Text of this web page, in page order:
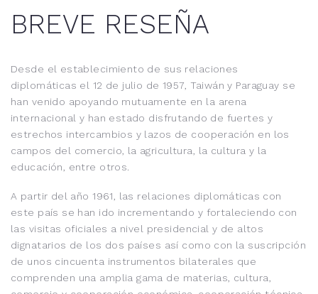
BREVE RESEÑA
Desde el establecimiento de sus relaciones
diplomáticas el 12 de julio de 1957, Taiwán y Paraguay se
han venido apoyando mutuamente en la arena
internacional y han estado disfrutando de fuertes y
estrechos intercambios y lazos de cooperación en los
campos del comercio, la agricultura, la cultura y la
educación, entre otros.
A partir del año 1961, las relaciones diplomáticas con
este país se han ido incrementando y fortaleciendo con
las visitas oficiales a nivel presidencial y de altos
dignatarios de los dos países así como con la suscripción
de unos cincuenta instrumentos bilaterales que
comprenden una amplia gama de materias, cultura,